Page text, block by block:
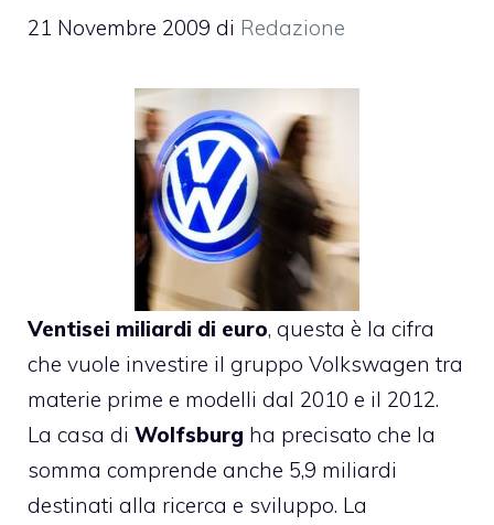
21 Novembre 2009 di Redazione
Ventisei miliardi di euro, questa è la cifra
che vuole investire il gruppo Volkswagen tra
materie prime e modelli dal 2010 e il 2012.
La casa di Wolfsburg ha precisato che la
somma comprende anche 5,9 miliardi
destinati alla ricerca e sviluppo. La